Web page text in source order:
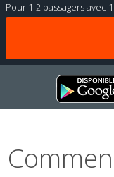
Pour 1-2 passagersavec